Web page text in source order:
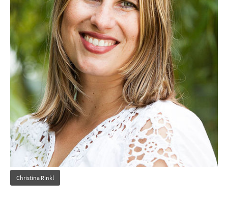
Christina Rinkl